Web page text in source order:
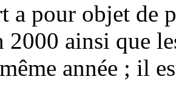
a pour objet de
2000 ainsi que
année ; il